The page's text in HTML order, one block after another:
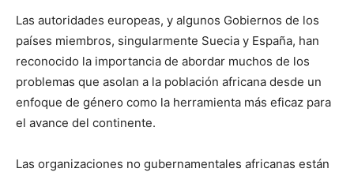
Las autoridades europeas, y algunos Gobiernos de los
países miembros, singularmente Suecia y España, han
reconocido la importancia de abordar muchos de los
problemas que asolan a la población africana desde un
enfoque de género como la herramienta más eficaz para
el avance del continente.
Las organizaciones no gubernamentales africanas están